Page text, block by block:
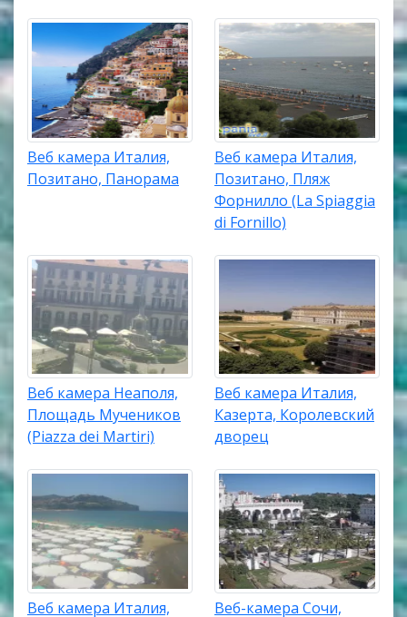
Веб камера Италия,
Позитано, Панорама
Веб камера Италия,
Позитано, Пляж
Форнилло (La Spiaggia
di Fornillo)
Веб камера Неаполя,
Площадь Мучеников
(Piazza dei Martiri)
Веб камера Италия,
Казерта, Королевский
дворец
Веб камера Италия,
Веб-камера Сочи,